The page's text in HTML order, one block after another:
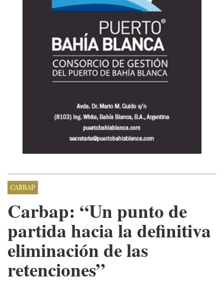
CARBAP
Carbap: “Un punto de
partida hacia la definitiva
eliminación de las
retenciones”